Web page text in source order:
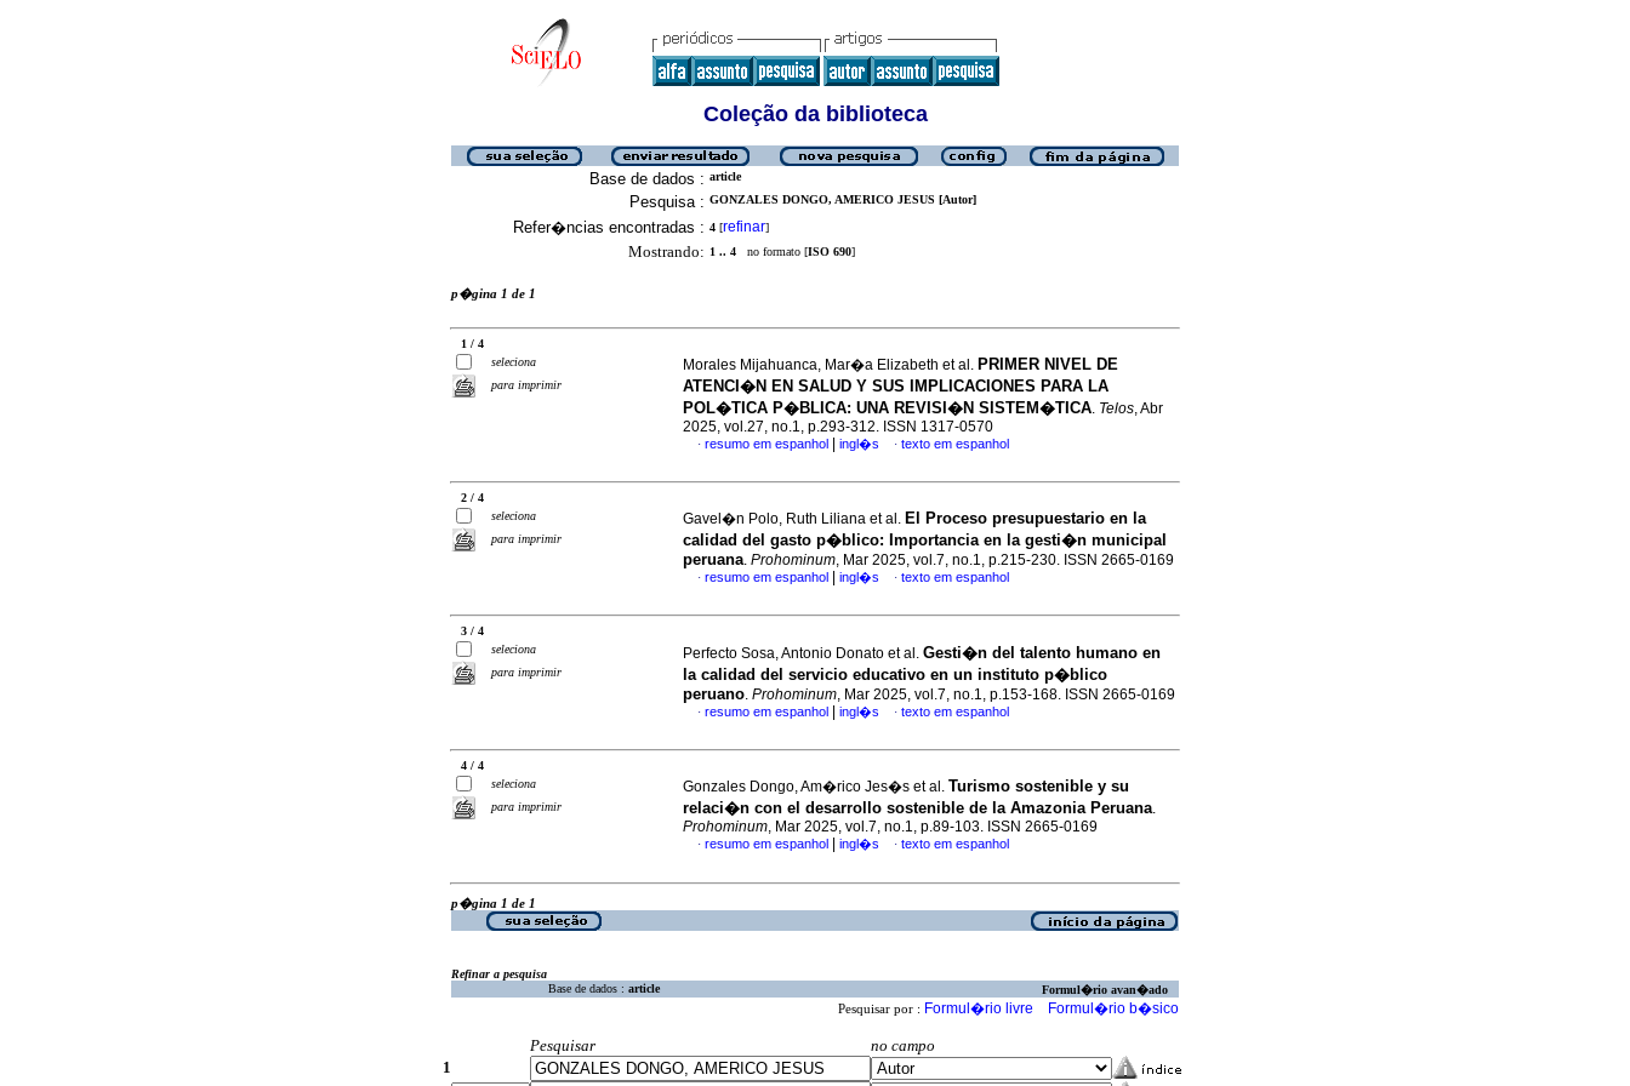
Coleção da biblioteca
Base de dados : article
Pesquisa : GONZALES DONGO, AMERICO JESUS [Autor]
Refer�ncias encontradas : 4 [refinar]
Mostrando: 1 .. 4 no formato [ISO 690]
p�gina 1 de 1
1 / 4
seleciona
para imprimir
Morales Mijahuanca, Mar�a Elizabeth et al. PRIMER NIVEL DE
ATENCI�N EN SALUD Y SUS IMPLICACIONES PARA LA
POL�TICA P�BLICA: UNA REVISI�N SISTEM�TICA. Telos, Abr
2025, vol.27, no.1, p.293-312. ISSN 1317-0570
· resumo em espanhol ingl�s · texto em espanhol
2 / 4
seleciona
para imprimir
Gavel�n Polo, Ruth Liliana et al. El Proceso presupuestario en la
calidad del gasto p�blico: Importancia en la gesti�n municipal
peruana. Prohominum, Mar 2025, vol.7, no.1, p.215-230. ISSN 2665-0169
· resumo em espanhol ingl�s · texto em espanhol
3 / 4
seleciona
para imprimir
Perfecto Sosa, Antonio Donato et al. Gesti�n del talento humano en
la calidad del servicio educativo en un instituto p�blico
peruano. Prohominum, Mar 2025, vol.7, no.1, p.153-168. ISSN 2665-0169
· resumo em espanhol ingl�s · texto em espanhol
4 / 4
seleciona
para imprimir
Gonzales Dongo, Am�rico Jes�s et al. Turismo sostenible y su
relaci�n con el desarrollo sostenible de la Amazonia Peruana.
Prohominum, Mar 2025, vol.7, no.1, p.89-103. ISSN 2665-0169
· resumo em espanhol ingl�s · texto em espanhol
p�gina 1 de 1
Refinar a pesquisa
Base de dados : article Formul�rio avan�ado
Pesquisar por : Formul�rio livre Formul�rio b�sico
Pesquisar
no campo
1